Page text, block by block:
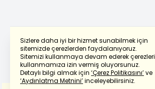
Sizlere daha iyi bir hizmet sunabilmek için
sitemizde çerezlerden faydalanıyoruz.
Sitemizi kullanmaya devam ederek çerezleri
kullanmamıza izin vermiş oluyorsunuz.
Detaylı bilgi almak için ‘Çerez Politikasını’ve
‘Aydınlatma Metnini’inceleyebilirsiniz.
Powered by Translate